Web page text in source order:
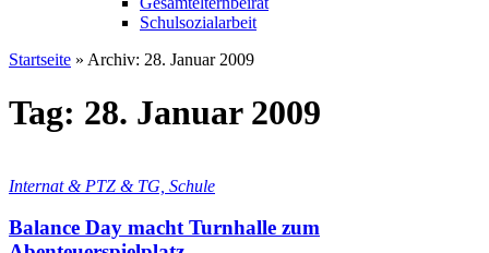
Schulsozialarbeit
Startseite » Archiv: 28. Januar 2009
Tag: 28. Januar 2009
Internat & PTZ & TG, Schule
Balance Day macht Turnhalle zum